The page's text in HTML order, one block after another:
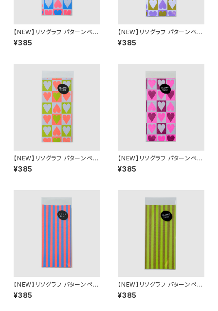
【NEW】リソグラフ パターンペー
パー［MAMESUKI Basis ハー
ト］NeonRed × Light Blue
¥385
【NEW】リソグラフ パターンペー
パー［MAMESUKI Basis ハー
ト］ Purple × Ochre
¥385
【NEW】リソグラフ パターンペー
パー［MAMESUKI Basis ハー
ト］ NeonOrange × light Gre
¥385
【NEW】リソグラフ パターンペー
パー［MAMESUKI Basis ハー
ト］ Pink × Burgundy
¥385
【NEW】リソグラフ パターンペー
パー［MAMESUKI Basis スト
ライプ］ NeonOrange × light
¥385
【NEW】リソグラフ パターンペー
パー［MAMESUKI Basis スト
ライプ］ Ochre × Light Gree
¥385